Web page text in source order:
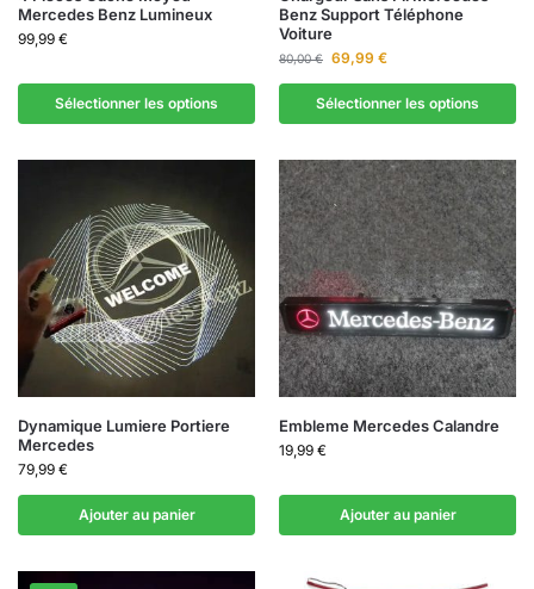
Mercedes Benz Lumineux
99,99 €
Sélectionner les options
Benz Support Téléphone
Voiture
80,00€ 69,99 €
Sélectionner les options
Dynamique Lumiere Portiere
Mercedes
79,99 €
Ajouter au panier
Embleme Mercedes Calandre​
19,99 €
Ajouter au panier